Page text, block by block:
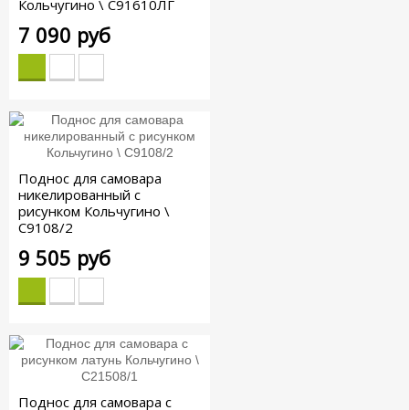
Кольчугино \ С91610ЛГ
7 090 руб
Поднос для самовара
никелированный с
рисунком Кольчугино \
С9108/2
9 505 руб
Поднос для самовара с